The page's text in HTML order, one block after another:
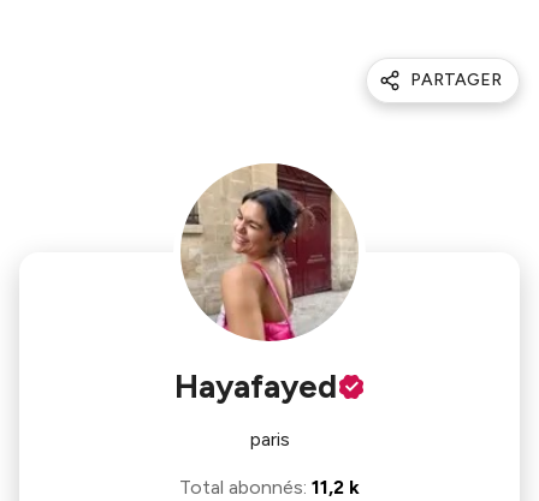
PARTAGER
Hayafayed
paris
Total abonnés: 11,2 k